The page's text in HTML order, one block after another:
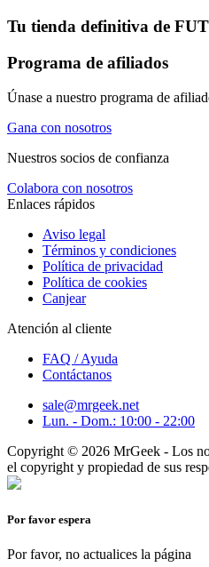
Tu tienda definitiva de
Programa de afiliados
Únase a nuestro programa de
Gana con nosotros
Nuestros socios de confianza
Colabora con nosotros
Enlaces rápidos
Aviso legal
Términos y condiciones
Política de privacidad
Política de cookies
Canjear
Atención al cliente
FAQ / Ayuda
Contáctanos
sale@mrgeek.net
Lun. - Dom.: 10:00 - 22:00
Copyright © 2026 MrGeek - Los
el copyright y propiedad de sus
Por favor espera
Por favor, no actualices la página